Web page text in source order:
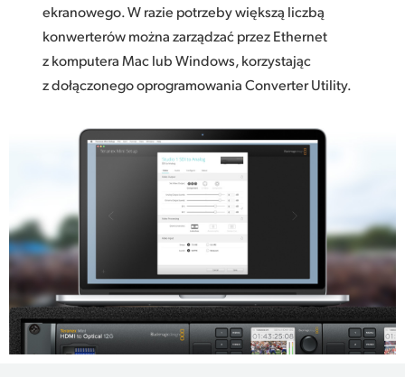
ekranowego. W razie potrzeby większą liczbą
konwerterów można zarządzać przez Ethernet
z komputera Mac lub Windows, korzystając
z dołączonego oprogramowania Converter Utility.